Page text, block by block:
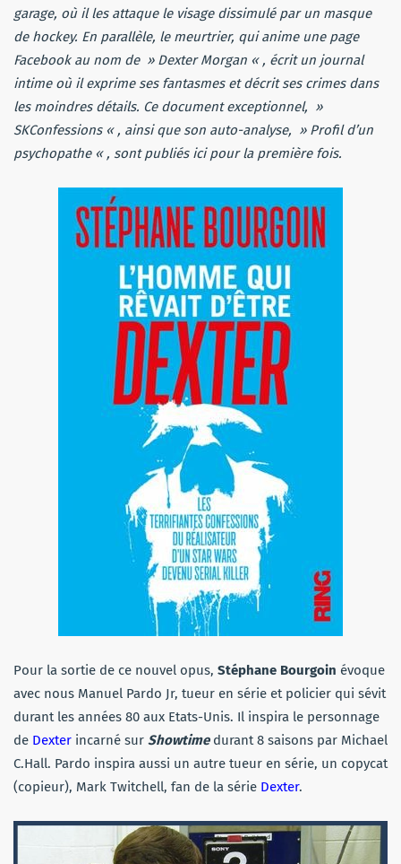
garage, où il les attaque le visage dissimulé par un masque
de hockey. En parallèle, le meurtrier, qui anime une page
Facebook au nom de » Dexter Morgan « , écrit un journal
intime où il exprime ses fantasmes et décrit ses crimes dans
les moindres détails. Ce document exceptionnel, »
SKConfessions « , ainsi que son auto-analyse, » Profil d’un
psychopathe « , sont publiés ici pour la première fois.
Pour la sortie de ce nouvel opus, Stéphane Bourgoin évoque
avec nous Manuel Pardo Jr, tueur en série et policier qui sévit
durant les années 80 aux Etats-Unis. Il inspira le personnage
de Dexter incarné sur Showtimedurant 8 saisons par Michael
C.Hall. Pardo inspira aussi un autre tueur en série, un copycat
(copieur), Mark Twitchell, fan de la série Dexter.